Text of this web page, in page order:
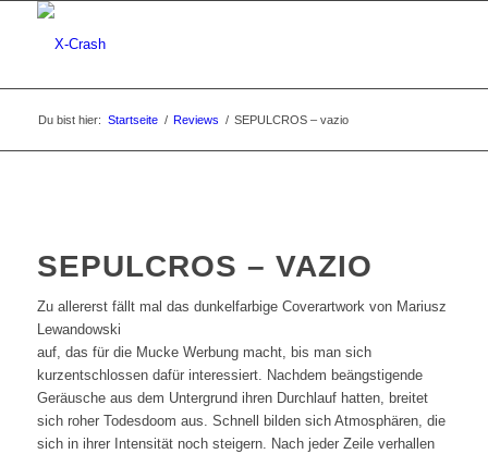
Du bist hier: Startseite / Reviews / SEPULCROS – vazio
SEPULCROS – VAZIO
Zu allererst fällt mal das dunkelfarbige Coverartwork von Mariusz
Lewandowski
auf, das für die Mucke Werbung macht, bis man sich
kurzentschlossen dafür interessiert. Nachdem beängstigende
Geräusche aus dem Untergrund ihren Durchlauf hatten, breitet
sich roher Todesdoom aus. Schnell bilden sich Atmosphären, die
sich in ihrer Intensität noch steigern. Nach jeder Zeile verhallen